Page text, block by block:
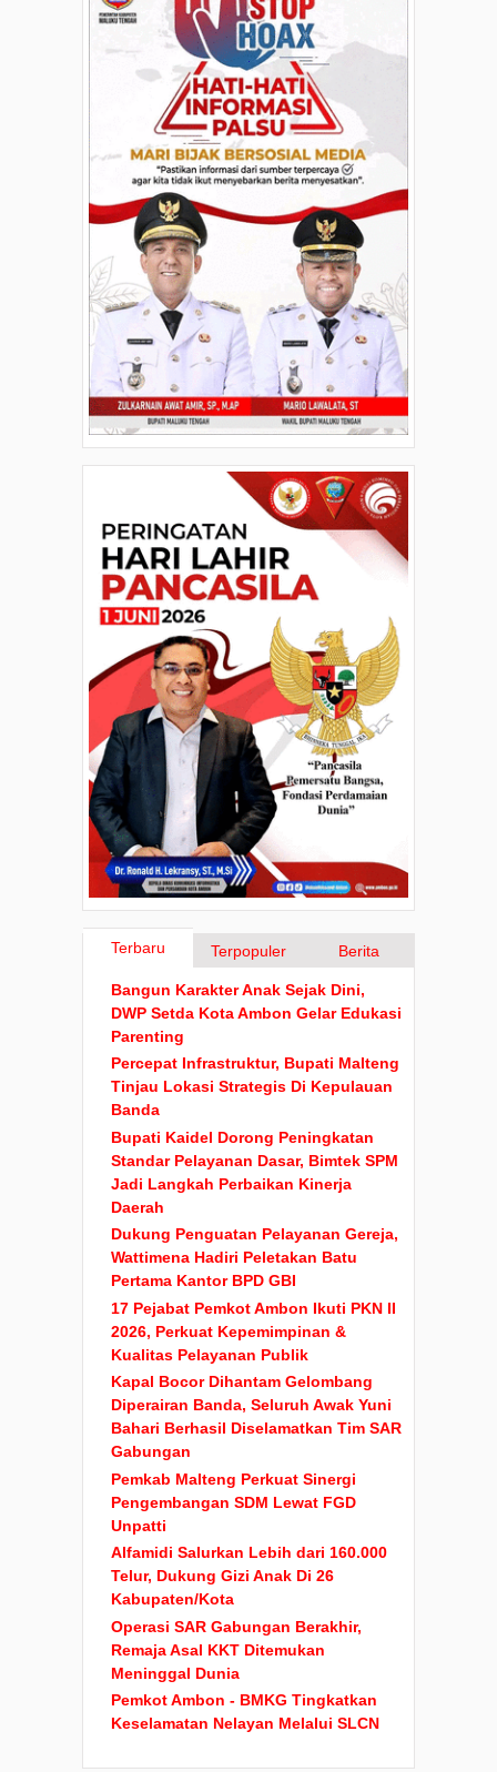
Terbaru Terpopuler Berita
Bangun Karakter Anak Sejak Dini,
DWP Setda Kota Ambon Gelar Edukasi
Parenting
Percepat Infrastruktur, Bupati Malteng
Tinjau Lokasi Strategis Di Kepulauan
Banda
Bupati Kaidel Dorong Peningkatan
Standar Pelayanan Dasar, Bimtek SPM
Jadi Langkah Perbaikan Kinerja
Daerah
Dukung Penguatan Pelayanan Gereja,
Wattimena Hadiri Peletakan Batu
Pertama Kantor BPD GBI
17 Pejabat Pemkot Ambon Ikuti PKN II
2026, Perkuat Kepemimpinan &
Kualitas Pelayanan Publik
Kapal Bocor Dihantam Gelombang
Diperairan Banda, Seluruh Awak Yuni
Bahari Berhasil Diselamatkan Tim SAR
Gabungan
Pemkab Malteng Perkuat Sinergi
Pengembangan SDM Lewat FGD
Unpatti
Alfamidi Salurkan Lebih dari 160.000
Telur, Dukung Gizi Anak Di 26
Kabupaten/Kota
Operasi SAR Gabungan Berakhir,
Remaja Asal KKT Ditemukan
Meninggal Dunia
Pemkot Ambon - BMKG Tingkatkan
Keselamatan Nelayan Melalui SLCN